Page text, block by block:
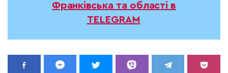
Франківська та області в
TELEGRAM